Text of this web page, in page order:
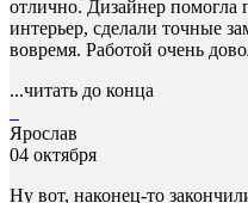
отлично. Дизайнер помогла
интерьер, сделали точные
вовремя. Работой очень
...читать до конца
Ярослав
04 октября
Ну вот, наконец-то